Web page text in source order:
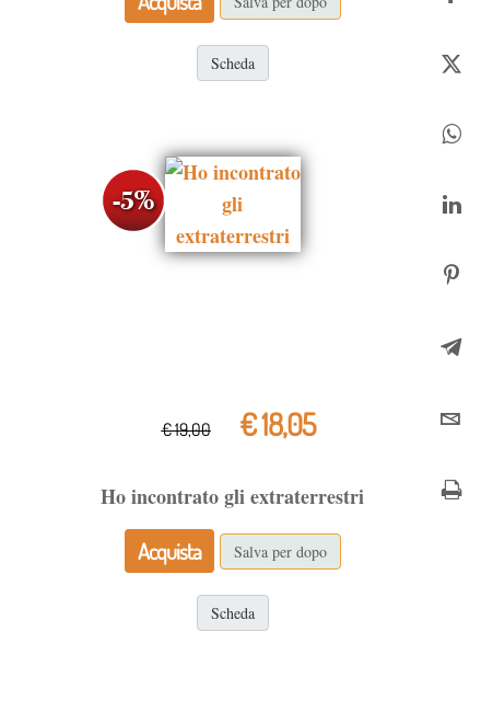
Scheda
€ 19,00 € 18,05
Ho incontrato gli extraterrestri
Acquista
Salva per dopo
Scheda